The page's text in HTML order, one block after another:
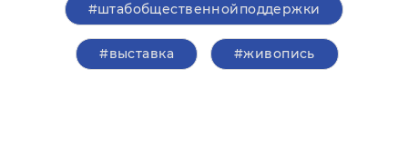
#штабобщественнойподдержки
#выставка #живопись